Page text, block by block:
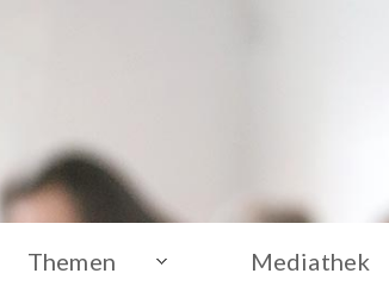
Themen Mediathek